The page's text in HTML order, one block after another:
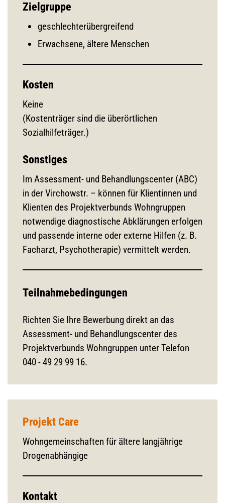
Zielgruppe
geschlechterübergreifend
Erwachsene, ältere Menschen
Kosten
Keine
(Kostenträger sind die überörtlichen
Sozialhilfeträger.)
Sonstiges
Im Assessment- und Behandlungscenter (ABC)
in der Virchowstr. – können für Klientinnen und
Klienten des Projektverbunds Wohngruppen
notwendige diagnostische Abklärungen erfolgen
und passende interne oder externe Hilfen (z. B.
Facharzt, Psychotherapie) vermittelt werden.
Teilnahmebedingungen
Richten Sie Ihre Bewerbung direkt an das
Assessment- und Behandlungscenter des
Projektverbunds Wohngruppen unter Telefon
040 - 49 29 99 16.
Projekt Care
Wohngemeinschaften für ältere langjährige
Drogenabhängige
Kontakt